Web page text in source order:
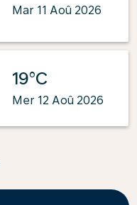
Mar 11 Aoû 2026
19°C
Mer 12 Aoû 2026